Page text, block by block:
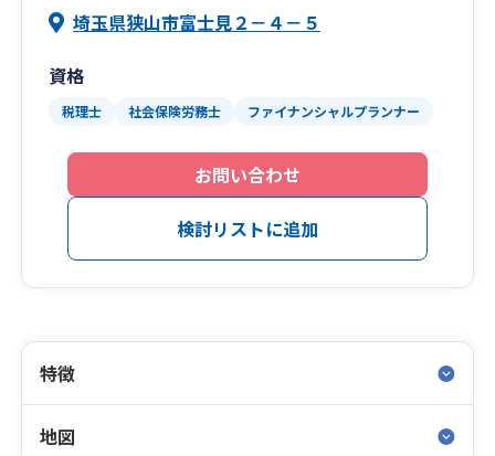
埼玉県狭山市富士見２－４－５
資格
税理士 社会保険労務士 ファイナンシャルプランナー
お問い合わせ
検討リストに追加
特徴
地図